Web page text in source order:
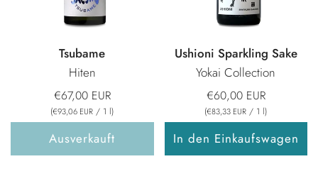
Tsubame
Hiten
€67,00 EUR
(€93,06 EUR / 1 l)
Ausverkauft
Ushioni Sparkling Sake
Yokai Collection
€60,00 EUR
(€83,33 EUR / 1 l)
In den Einkaufswagen